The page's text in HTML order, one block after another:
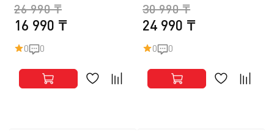
16 990 ₸
26 990 ₸
0 0
24 990 ₸
30 990 ₸
0 0